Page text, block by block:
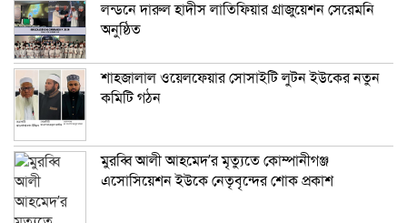
লন্ডনে দারুল হাদীস লাতিফিয়ার গ্রাজুয়েশন সেরেমনি
অনুষ্ঠিত
শাহজালাল ওয়েলফেয়ার সোসাইটি লুটন ইউকের নতুন
কমিটি গঠন
মুরব্বি আলী আহমেদ’র মৃত্যুতে কোম্পানীগঞ্জ
এসোসিয়েশন ইউকে নেতৃবৃন্দের শোক প্রকাশ